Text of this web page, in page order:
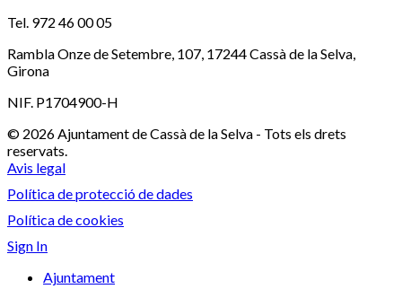
Tel. 972 46 00 05
Rambla Onze de Setembre, 107, 17244 Cassà de la Selva,
Girona
NIF. P1704900-H
© 2026 Ajuntament de Cassà de la Selva - Tots els drets
reservats.
Avis legal
Política de protecció de dades
Política de cookies
Sign In
Ajuntament